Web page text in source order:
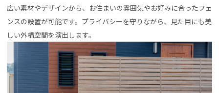
広い素材やデザインから、お住まいの雰囲気やお好みに合ったフェ
ンスの設置が可能です。プライバシーを守りながら、見た目にも美
しい外構空間を演出します。